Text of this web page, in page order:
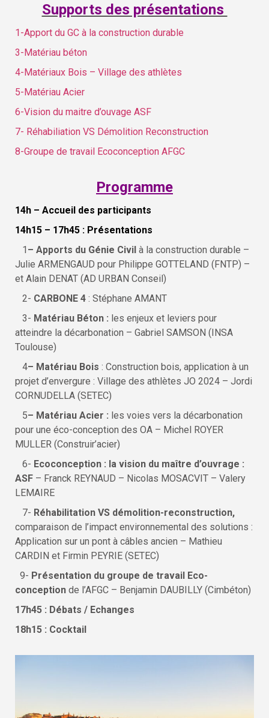
Supports des présentations
1-Apport du GC à la construction durable
3-Matériau béton
4-Matériaux Bois – Village des athlètes
5-Matériau Acier
6-Vision du maitre d’ouvage ASF
7- Réhabiliation VS Démolition Reconstruction
8-Groupe de travail Ecoconception AFGC
Programme
14h – Accueil des participants
14h15 – 17h45 : Présentations
1 – Apports du Génie Civil à la construction durable –
Julie ARMENGAUD pour Philippe GOTTELAND (FNTP) –
et Alain DENAT (AD URBAN Conseil)
2- CARBONE 4 : Stéphane AMANT
3- Matériau Béton : les enjeux et leviers pour
atteindre la décarbonation – Gabriel SAMSON (INSA
Toulouse)
4– Matériau Bois : Construction bois, application à un
projet d’envergure : Village des athlètes JO 2024 – Jordi
CORNUDELLA (SETEC)
5– Matériau Acier : les voies vers la décarbonation
pour une éco-conception des OA – Michel ROYER
MULLER (Construir’acier)
6- Ecoconception : la vision du maître d’ouvrage :
ASF – Franck REYNAUD – Nicolas MOSACVIT – Valery
LEMAIRE
7- Réhabilitation VS démolition-reconstruction,
comparaison de l’impact environnemental des solutions :
Application sur un pont à câbles ancien – Mathieu
CARDIN et Firmin PEYRIE (SETEC)
9- Présentation du groupe de travail Eco-
conception de l’AFGC – Benjamin DAUBILLY (Cimbéton)
17h45 : Débats / Echanges
18h15 : Cocktail